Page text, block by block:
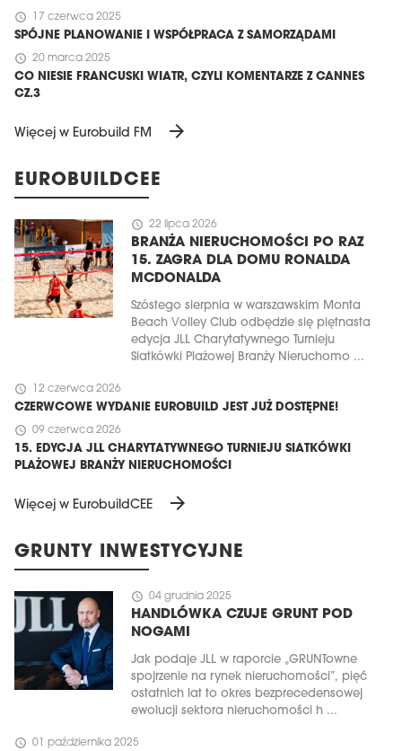
schedule 17 czerwca 2025
SPÓJNE PLANOWANIE I WSPÓŁPRACA Z SAMORZĄDAMI
schedule 20 marca 2025
CO NIESIE FRANCUSKI WIATR, CZYLI KOMENTARZE Z CANNES
CZ.3
Więcej w Eurobuild FM arrow_forward
EUROBUILDCEE
schedule 22 lipca 2026
BRANŻA NIERUCHOMOŚCI PO RAZ
15. ZAGRA DLA DOMU RONALDA
MCDONALDA
Szóstego sierpnia w warszawskim Monta
Beach Volley Club odbędzie się piętnasta
edycja JLL Charytatywnego Turnieju
Siatkówki Plażowej Branży Nieruchomo ...
schedule 12 czerwca 2026
CZERWCOWE WYDANIE EUROBUILD JEST JUŻ DOSTĘPNE!
schedule 09 czerwca 2026
15. EDYCJA JLL CHARYTATYWNEGO TURNIEJU SIATKÓWKI
PLAŻOWEJ BRANŻY NIERUCHOMOŚCI
Więcej w EurobuildCEE arrow_forward
GRUNTY INWESTYCYJNE
schedule 04 grudnia 2025
HANDLÓWKA CZUJE GRUNT POD
NOGAMI
Jak podaje JLL w raporcie „GRUNTowne
spojrzenie na rynek nieruchomości”, pięć
ostatnich lat to okres bezprecedensowej
ewolucji sektora nieruchomości h ...
schedule 01 października 2025